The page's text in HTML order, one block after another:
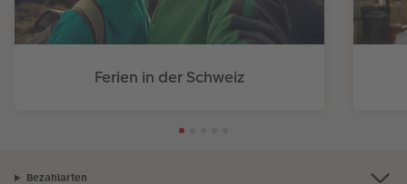
Ferien in der Schweiz
Bezahlarten